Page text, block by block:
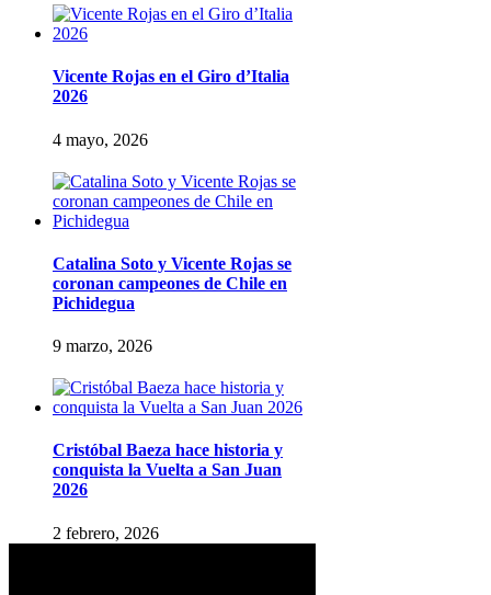
Vicente Rojas en el Giro d’Italia
2026
4 mayo, 2026
Catalina Soto y Vicente Rojas se
coronan campeones de Chile en
Pichidegua
9 marzo, 2026
Cristóbal Baeza hace historia y
conquista la Vuelta a San Juan
2026
2 febrero, 2026